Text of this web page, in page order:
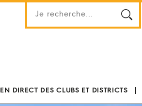
EN DIRECT DES CLUBS ET DISTRICTS